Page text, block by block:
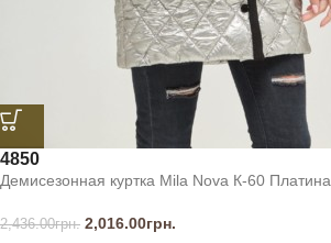
4850
Демисезонная куртка Mila Nova К-60 Платина
2,436.00грн. 2,016.00грн.